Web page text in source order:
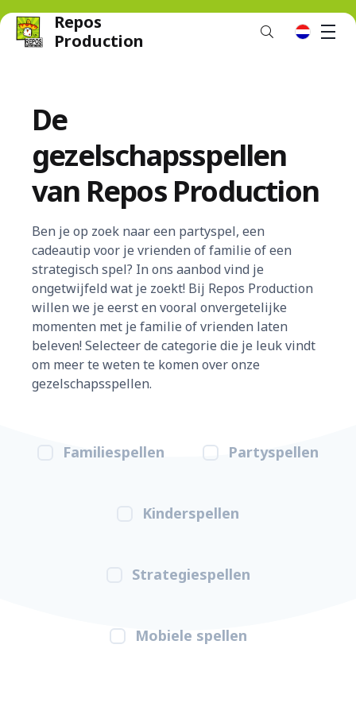
Repos
Production
nl
De
gezelschapsspellen
van Repos Production
Ben je op zoek naar een partyspel, een
cadeautip voor je vrienden of familie of een
strategisch spel? In ons aanbod vind je
ongetwijfeld wat je zoekt! Bij Repos Production
willen we je eerst en vooral onvergetelijke
momenten met je familie of vrienden laten
beleven! Selecteer de categorie die je leuk vindt
om meer te weten te komen over onze
gezelschapsspellen.
Familiespellen Partyspellen
Kinderspellen
Strategiespellen
Mobiele spellen